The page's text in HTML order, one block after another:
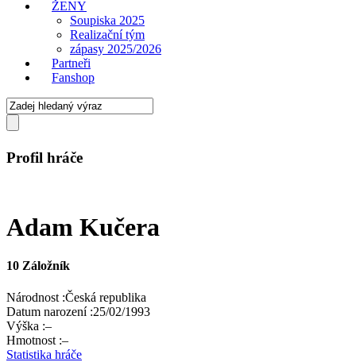
ŽENY
Soupiska 2025
Realizační tým
zápasy 2025/2026
Partneři
Fanshop
Profil hráče
Adam Kučera
10 Záložník
Národnost :Česká republika
Datum narození :25/02/1993
Výška :–
Hmotnost :–
Statistika hráče